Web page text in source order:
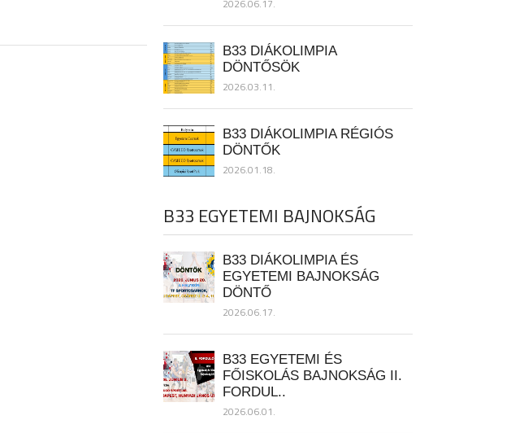
2026.06.17.
B33 DIÁKOLIMPIA
DÖNTŐSÖK
2026.03.11.
B33 DIÁKOLIMPIA RÉGIÓS
DÖNTŐK
2026.01.18.
B33 EGYETEMI BAJNOKSÁG
B33 DIÁKOLIMPIA ÉS
EGYETEMI BAJNOKSÁG
DÖNTŐ
2026.06.17.
B33 EGYETEMI ÉS
FŐISKOLÁS BAJNOKSÁG II.
FORDUL..
2026.06.01.